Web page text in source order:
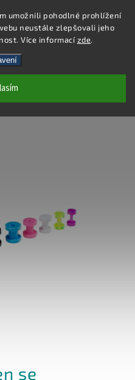
umožnili pohodlné prohlížení
neustále zlepšovali jeho
Více informacízde.
Hledat
- ZELENÁ -
se